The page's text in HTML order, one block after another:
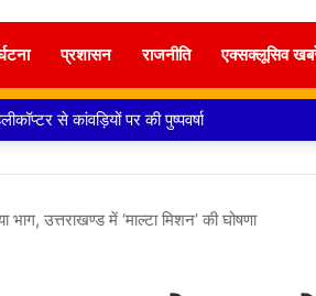
प्रशासन राजनीति एक्सक्लूसिव
अपने हर वादे को पूरा कर रही सरकारः सीएम
भाग, उत्तराखण्ड में ‘माल्टा मिशन’ की घोषणा